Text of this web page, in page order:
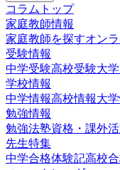
コラムトップ
家庭教師情報
家庭教師を探すオン
受験情報
中学受験高校受験大
学校情報
中学情報高校情報大
勉強情報
勉強法塾資格・課外
先生特集
中学合格体験記高校